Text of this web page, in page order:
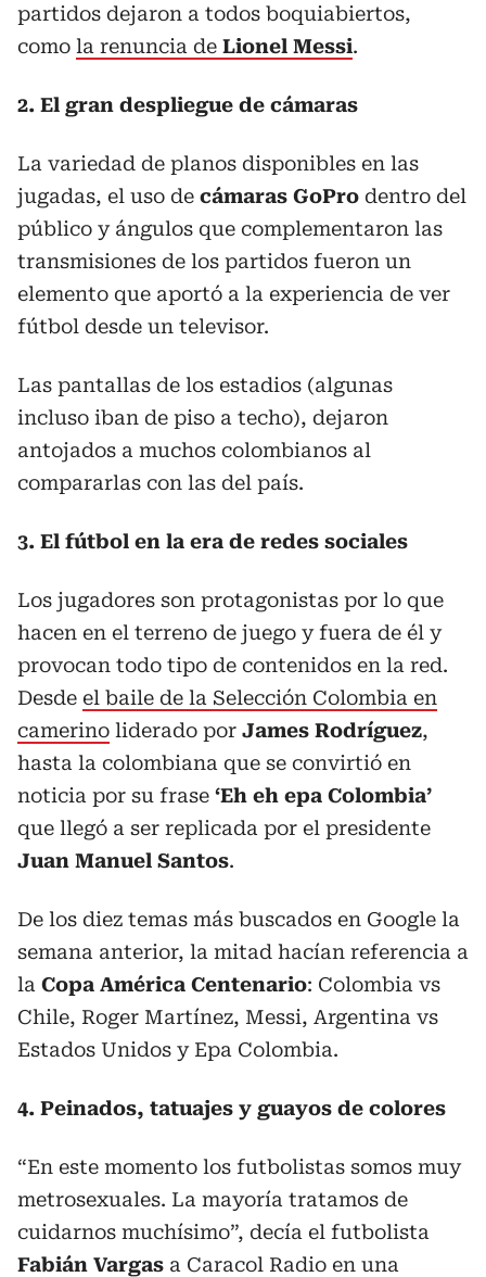
partidos dejaron a todos boquiabiertos,
como la renuncia de Lionel Messi.
2. El gran despliegue de cámaras
La variedad de planos disponibles en las
jugadas, el uso de cámaras GoPro dentro del
público y ángulos que complementaron las
transmisiones de los partidos fueron un
elemento que aportó a la experiencia de ver
fútbol desde un televisor.
Las pantallas de los estadios (algunas
incluso iban de piso a techo), dejaron
antojados a muchos colombianos al
compararlas con las del país.
3. El fútbol en la era de redes sociales
Los jugadores son protagonistas por lo que
hacen en el terreno de juego y fuera de él y
provocan todo tipo de contenidos en la red.
Desde el baile de la Selección Colombia en
camerino liderado por James Rodríguez,
hasta la colombiana que se convirtió en
noticia por su frase ‘Eh eh epa Colombia’
que llegó a ser replicada por el presidente
Juan Manuel Santos.
De los diez temas más buscados en Google la
semana anterior, la mitad hacían referencia a
la Copa América Centenario: Colombia vs
Chile, Roger Martínez, Messi, Argentina vs
Estados Unidos y Epa Colombia.
4. Peinados, tatuajes y guayos de colores
“En este momento los futbolistas somos muy
metrosexuales. La mayoría tratamos de
cuidarnos muchísimo”, decía el futbolista
Fabián Vargas a Caracol Radio en una